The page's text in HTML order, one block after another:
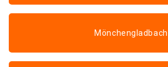
Mönchengladbach